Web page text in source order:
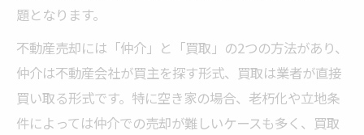
不動産売却と補助金活用の基礎知識
空き家解体や片付け費用を減らす方法
石川県の空き家補助金を活用する流れ
題となります。
不動産売却には「仲介」と「買取」の2つの方法があり、
仲介は不動産会社が買主を探す形式、買取は業者が直接
買い取る形式です。特に空き家の場合、老朽化や立地条
件によっては仲介での売却が難しいケースも多く、買取